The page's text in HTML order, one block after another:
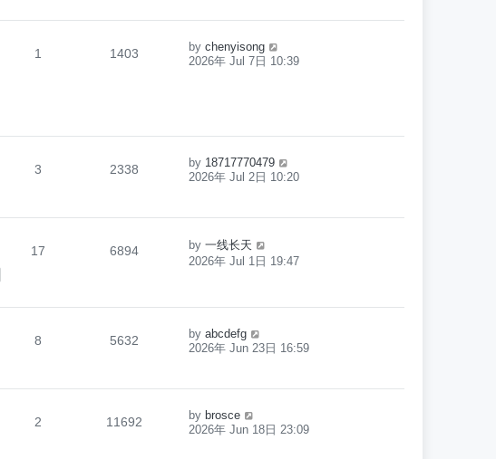
1 1403 by chenyisong
2026年 Jul 7日 10:39
3 2338 by 18717770479
2026年 Jul 2日 10:20
17 6894 by 一线长天
2026年 Jul 1日 19:47
8 5632 by abcdefg
2026年 Jun 23日 16:59
2 11692 by brosce
2026年 Jun 18日 23:09